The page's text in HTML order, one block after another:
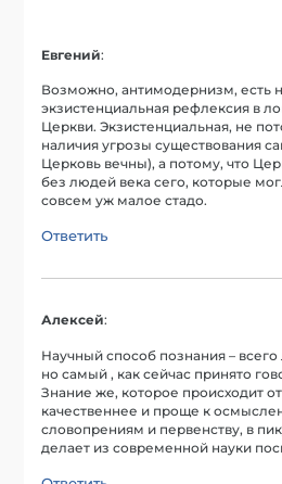
Евгений:
Возможно, антимодернизм, есть
экзистенциальная рефлексия в
Церкви. Экзистенциальная, не
наличия угрозы существования
Церковь вечны), а потому, что
без людей века сего, которые
совсем уж малое стадо.
Ответить
Алексей:
Научный способ познания –
но самый , как сейчас принято
Знание же, которое происходит
качественнее и проще к
словопрениям и первенству, в
делает из современной науки